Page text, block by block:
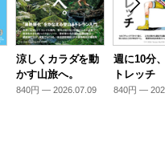
涼しくカラダを動
かす山旅へ。
840円 — 2026.07.09
週に10分
トレッチ
840円 —